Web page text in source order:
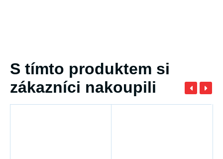
S tímto produktem si
zákazníci nakoupili